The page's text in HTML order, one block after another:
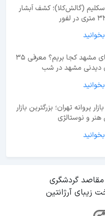
(گالش‌کلا)؛ کشف آبشار
شب‌های مشهد کجا بریم؟ معرفی 35
دیدنی مشهد در شب
پروانه تهران؛ بزرگترین بازار
و نوستالژی
مقاصد گردشگری
زیبای آرژانتین